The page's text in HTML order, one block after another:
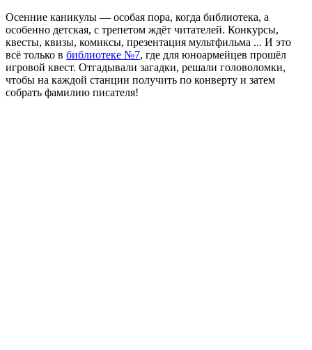
Осенние каникулы — особая пора, когда библиотека, а
особенно детская, с трепетом ждёт читателей. Конкурсы,
квесты, квизы, комиксы, презентация мультфильма ... И это
всё только в библиотеке №7, где для юноармейцев прошёл
игровой квест. Отгадывали загадки, решали головоломки,
чтобы на каждой станции получить по конверту и затем
собрать фамилию писателя!